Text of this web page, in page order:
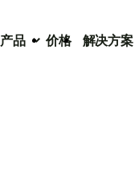
产品 价格 解决方案